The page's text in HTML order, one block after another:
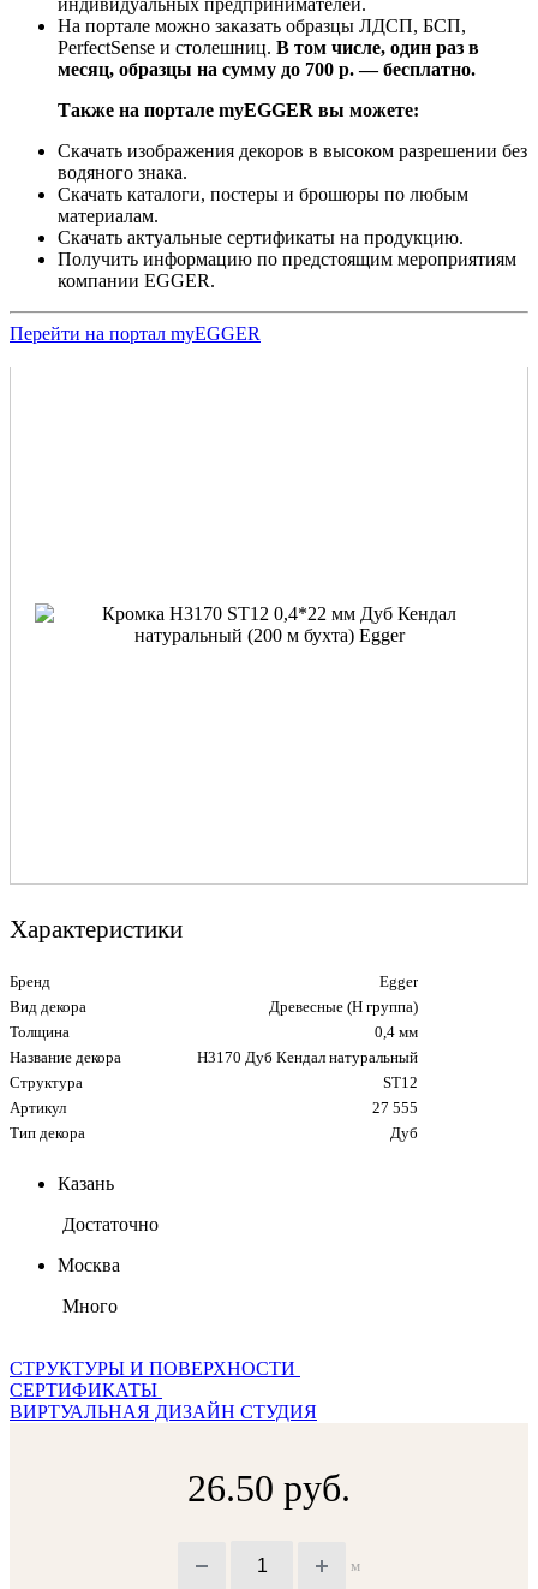
На портале можно заказать образцы ЛДСП, БСП,
PerfectSense и столешниц. В том числе, один раз в
месяц, образцы на сумму до 700 р. — бесплатно.
Также на портале myEGGER вы можете:
Скачать изображения декоров в высоком разрешении без
водяного знака.
Скачать каталоги, постеры и брошюры по любым
материалам.
Скачать актуальные сертификаты на продукцию.
Получить информацию по предстоящим мероприятиям
компании EGGER.
Перейти на портал myEGGER
Характеристики
Бренд
Egger
Вид декора
Древесные (Н группа)
Толщина
0,4 мм
Название декора
H3170 Дуб Кендал натуральный
Структура
ST12
Артикул
27 555
Тип декора
Дуб
Казань
Достаточно
Москва
Много
СТРУКТУРЫ И ПОВЕРХНОСТИ
СЕРТИФИКАТЫ
ВИРТУАЛЬНАЯ ДИЗАЙН СТУДИЯ
26.50 руб.
м